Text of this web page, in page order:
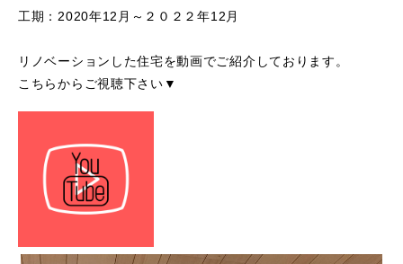
工期：2020年12月～２０２２年12月
リノベーションした住宅を動画でご紹介しております。
こちらからご視聴下さい▼